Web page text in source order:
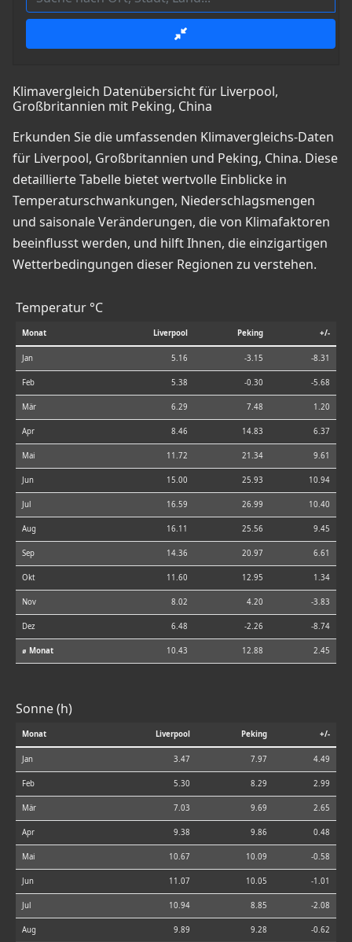
Klimavergleich Datenübersicht für Liverpool,
Großbritannien mit Peking, China
Erkunden Sie die umfassenden Klimavergleichs-Daten
für Liverpool, Großbritannien und Peking, China. Diese
detaillierte Tabelle bietet wertvolle Einblicke in
Temperaturschwankungen, Niederschlagsmengen
und saisonale Veränderungen, die von Klimafaktoren
beeinflusst werden, und hilft Ihnen, die einzigartigen
Wetterbedingungen dieser Regionen zu verstehen.
Temperatur °C
Monat Liverpool Peking +/-
Jan 5.16 -3.15 -8.31
Feb 5.38 -0.30 -5.68
Mär 6.29 7.48 1.20
Apr 8.46 14.83 6.37
Mai 11.72 21.34 9.61
Jun 15.00 25.93 10.94
Jul 16.59 26.99 10.40
Aug 16.11 25.56 9.45
Sep 14.36 20.97 6.61
Okt 11.60 12.95 1.34
Nov 8.02 4.20 -3.83
Dez 6.48 -2.26 -8.74
⌀ Monat 10.43 12.88 2.45
Sonne (h)
Monat Liverpool Peking +/-
Jan 3.47 7.97 4.49
Feb 5.30 8.29 2.99
Mär 7.03 9.69 2.65
Apr 9.38 9.86 0.48
Mai 10.67 10.09 -0.58
Jun 11.07 10.05 -1.01
Jul 10.94 8.85 -2.08
Aug 9.89 9.28 -0.62